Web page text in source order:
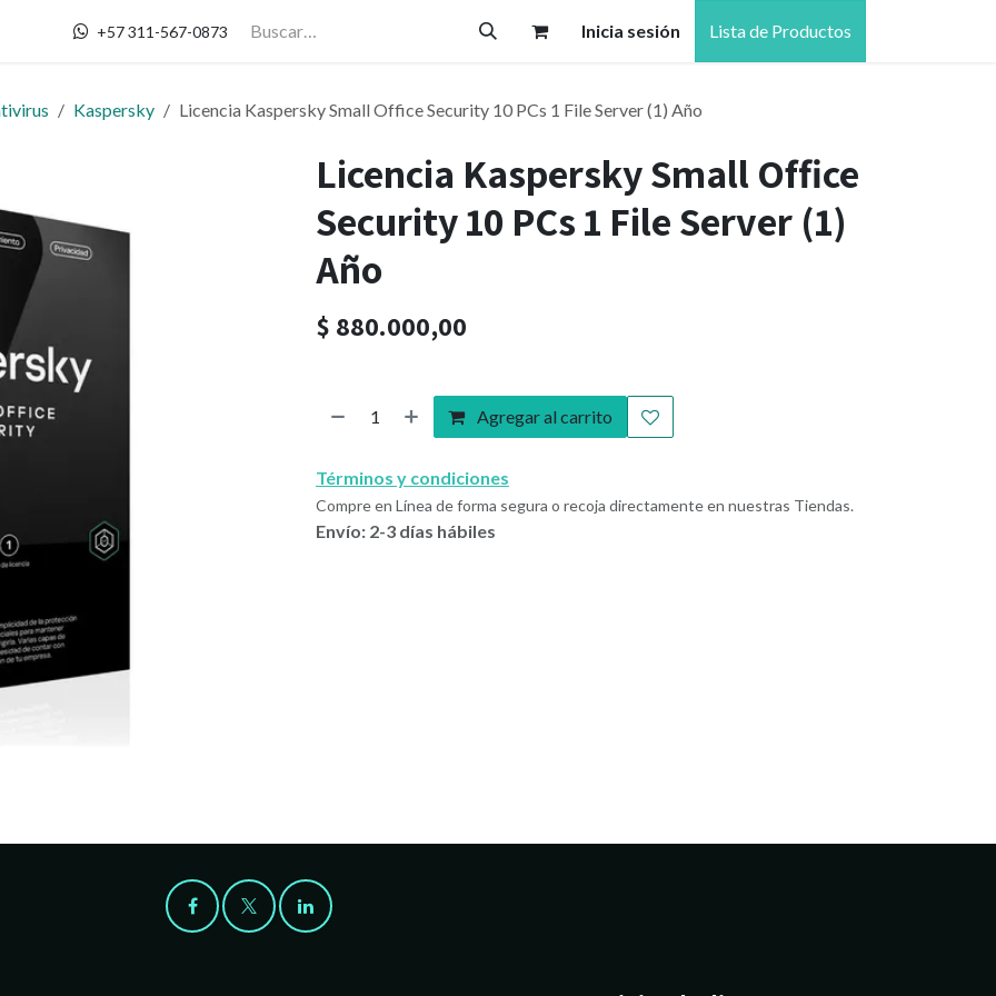
Contáctanos +57 311-567-0873 Inicia sesión Lista de Productos
Kaspersky Licencia Kaspersky Small Office Security 10 PCs 1 File Server (1) Año
Licencia Kaspersky Small Office
Security 10 PCs 1 File Server (1)
Año
$ 880.000,00
Agregar al carrito
Términos y condiciones
Compre en Línea de forma segura o recoja directamente en nuestras Tiendas.
Envío: 2-3 días hábiles